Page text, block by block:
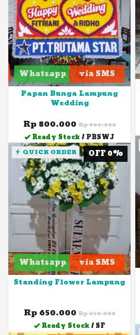
Whatsapp via SMS
Papan Bunga Lampung
Wedding
Rp 800.000Rp 900.000
Ready Stock / PBSWJ
OFF 0%
QUICK ORDER
Whatsapp via SMS
Standing Flower Lampung
Rp 650.000Rp 650.000
Ready Stock / SF